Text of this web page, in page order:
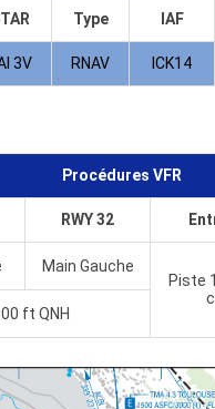
Type IAF
3V RNAV ICK14
Procédures VFR
RWY 32
Main Gauche
Piste
ft QNH